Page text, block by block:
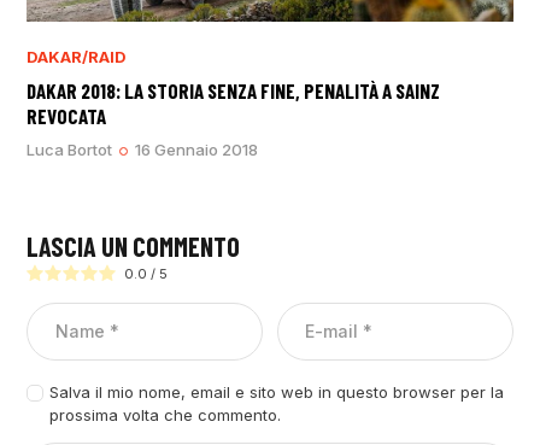
DAKAR/RAID
DAKAR 2018: LA STORIA SENZA FINE, PENALITÀ A SAINZ
REVOCATA
Luca Bortot 16 Gennaio 2018
LASCIA UN COMMENTO
0.0 / 5
Salva il mio nome, email e sito web in questo browser per la
prossima volta che commento.